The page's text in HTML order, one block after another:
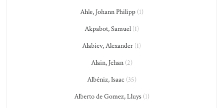
Ahle, Johann Philipp(1)
Akpabot, Samuel(1)
Alabiev, Alexander (1)
Alain, Jehan(2)
Albéniz, Isaac (35)
Alberto de Gomez, Lluys(1)